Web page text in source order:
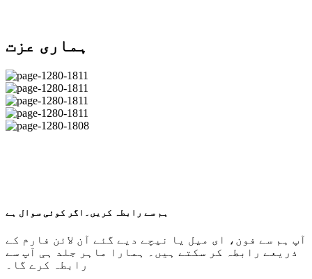
ہماری عزت
ہم سے رابطہ کریں۔ اگر کوئی سوال ہے
آپ ہم سے فون، ای میل یا نیچے دیے گئے آن لائن فارم کے
ذریعے رابطہ کر سکتے ہیں۔ ہمارا ماہر جلد ہی آپ سے
رابطہ کرے گا۔